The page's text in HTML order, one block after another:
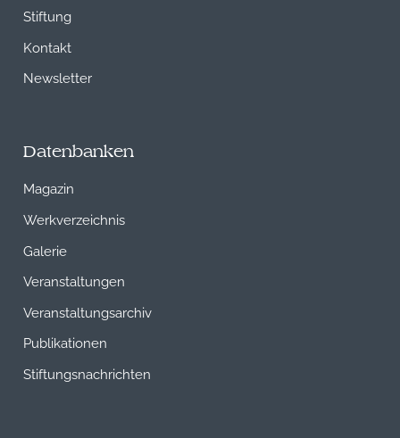
Stiftung
Kontakt
Newsletter
Datenbanken
Magazin
Werkverzeichnis
Galerie
Veranstaltungen
Veranstaltungsarchiv
Publikationen
Stiftungsnachrichten